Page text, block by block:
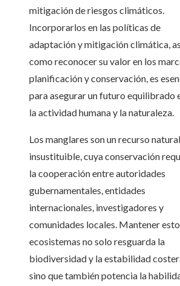
mitigación de riesgos climáticos.
Incorporarlos en las políticas de
adaptación y mitigación climática,
como reconocer su valor en los
planificación y conservación, es
para asegurar un futuro equilibrado
la actividad humana y la naturaleza.
Los manglares son un recurso natural
insustituible, cuya conservación
la cooperación entre autoridades
gubernamentales, entidades
internacionales, investigadores y
comunidades locales. Mantener
ecosistemas no solo resguarda la
biodiversidad y la estabilidad
sino que también potencia la